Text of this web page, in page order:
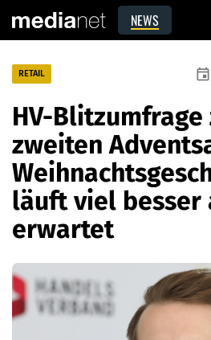
NEWS
RETAIL event
HV-Blitzumfrage
zweiten
läuft viel besser
erwartet